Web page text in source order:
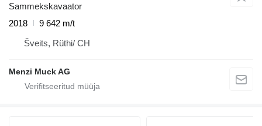
Sammekskavaator
2018
9 642 m/t
Šveits, Rüthi/ CH
Menzi Muck AG